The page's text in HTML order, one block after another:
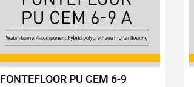
FONTEFLOOR PU CEM 6-9